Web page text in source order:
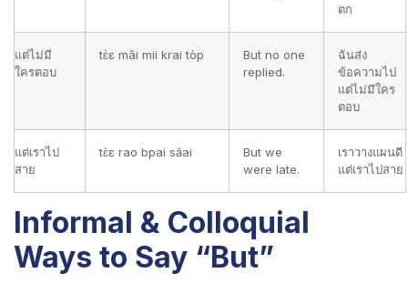
ตก
แต่ไม่มี
ใครตอบ
tɛ̀ɛ mâi mii krai tòp
But no one
replied.
ฉันส่ง
ข้อความไป
แต่ไม่มีใคร
ตอบ
แต่เราไป
สาย
tɛ̀ɛ rao bpai săai
But we
were late.
เราวางแผนดี
แต่เราไปสาย
Informal & Colloquial
Ways to Say “But”